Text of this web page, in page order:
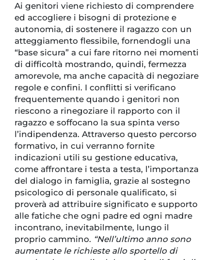
Ai genitori viene richiesto di comprendere
ed accogliere i bisogni di protezione e
autonomia, di sostenere il ragazzo con un
atteggiamento flessibile, fornendogli una
“base sicura” a cui fare ritorno nei momenti
di difficoltà mostrando, quindi, fermezza
amorevole, ma anche capacità di negoziare
regole e confini. I conflitti si verificano
frequentemente quando i genitori non
riescono a rinegoziare il rapporto con il
ragazzo e soffocano la sua spinta verso
l’indipendenza. Attraverso questo percorso
formativo, in cui verranno fornite
indicazioni utili su gestione educativa,
come affrontare i testa a testa, l’importanza
del dialogo in famiglia, grazie al sostegno
psicologico di personale qualificato, si
proverà ad attribuire significato e supporto
alle fatiche che ogni padre ed ogni madre
incontrano, inevitabilmente, lungo il
proprio cammino. “Nell’ultimo anno sono
aumentate le richieste allo sportello di